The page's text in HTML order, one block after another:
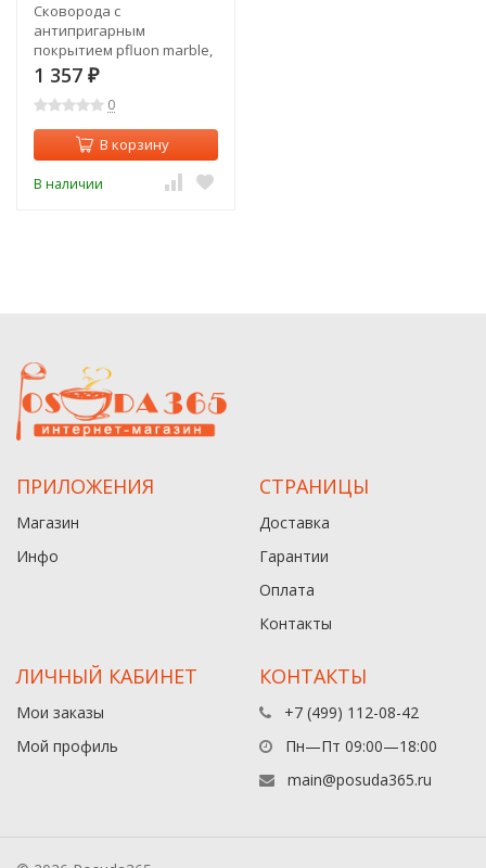
Сковорода с
антипригарным
покрытием pfluon marble,
20*4,5 см Agness (902-110)
1 357 ₽
0
В корзину
В наличии
ПРИЛОЖЕНИЯ
Магазин
Инфо
СТРАНИЦЫ
Доставка
Гарантии
Оплата
Контакты
ЛИЧНЫЙ КАБИНЕТ
Мои заказы
Мой профиль
КОНТАКТЫ
+7 (499) 112-08-42
Пн—Пт 09:00—18:00
main@posuda365.ru